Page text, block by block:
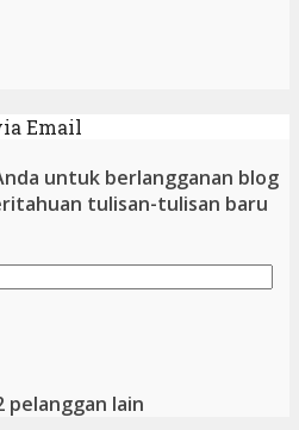
Email
untuk berlangganan blog
tulisan-tulisan baru
pelanggan lain